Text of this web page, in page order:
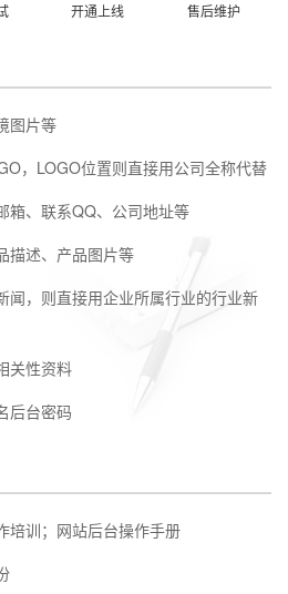
开通上线 售后维护
图片等
，LOGO位置则直接用公司全称代替
箱、联系QQ、公司地址等
描述、产品图片等
闻，则直接用企业所属行业的行业新
关性资料
后台密码
培训；网站后台操作手册